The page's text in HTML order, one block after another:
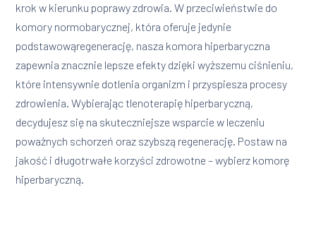
krok w kierunku poprawy zdrowia. W przeciwieństwie do
komory normobarycznej, która oferuje jedynie
podstawowąregenerację, nasza komora hiperbaryczna
zapewnia znacznie lepsze efekty dzięki wyższemu ciśnieniu,
które intensywnie dotlenia organizm i przyspiesza procesy
zdrowienia. Wybierając tlenoterapię hiperbaryczną,
decydujesz się na skuteczniejsze wsparcie w leczeniu
poważnych schorzeń oraz szybszą regenerację. Postaw na
jakość i długotrwałe korzyści zdrowotne – wybierz komorę
hiperbaryczną.